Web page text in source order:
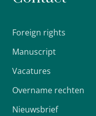
Foreign rights
Manuscript
Vacatures
Overname rechten
Nieuwsbrief